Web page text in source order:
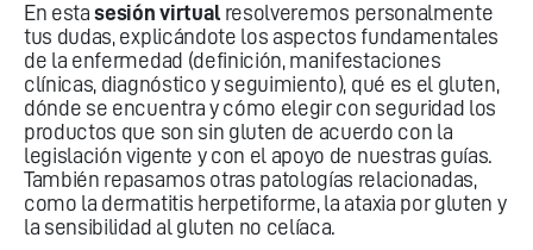
En estasesión virtualresolveremos personalmente
tus dudas, explicándote los aspectos fundamentales
de la enfermedad (definición, manifestaciones
clínicas, diagnóstico y seguimiento), qué es el gluten,
dónde se encuentra y cómo elegir con seguridad los
productos que son sin gluten de acuerdo con la
legislación vigente y con el apoyo de nuestras guías.
También repasamos otras patologías relacionadas,
como la dermatitis herpetiforme, la ataxia por gluten y
la sensibilidad al gluten no celíaca.